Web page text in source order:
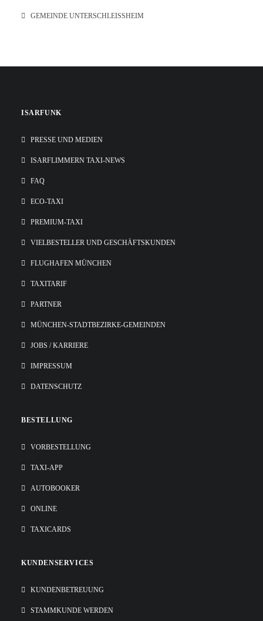
GEMEINDE UNTERSCHLEISSHEIM
ISARFUNK
PRESSE UND MEDIEN
ISARFLIMMERN TAXI-NEWS
FAQ
ECO-TAXI
PREMIUM-TAXI
VIELBESTELLER UND GESCHÄFTSKUNDEN
FLUGHAFEN MÜNCHEN
TAXITARIF
PARTNER
MÜNCHEN-STADTBEZIRKE-GEMEINDEN
JOBS / KARRIERE
IMPRESSUM
DATENSCHUTZ
BESTELLUNG
VORBESTELLUNG
TAXI-APP
AUTOBOOKER
ONLINE
TAXICARDS
KUNDENSERVICES
KUNDENBETREUUNG
STAMMKUNDE WERDEN